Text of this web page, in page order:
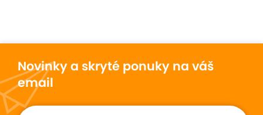
Novinky a skryté ponuky na váš
email